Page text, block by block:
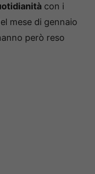
con i
mese di gennaio
però reso